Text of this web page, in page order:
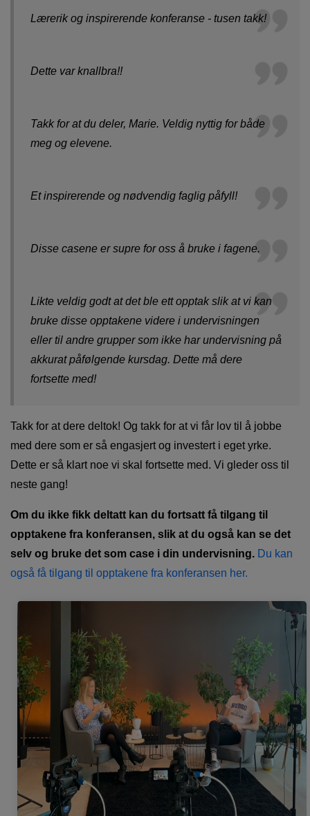
Lærerik og inspirerende konferanse - tusen takk!
Dette var knallbra!!
Takk for at du deler, Marie. Veldig nyttig for både
meg og elevene.
Et inspirerende og nødvendig faglig påfyll!
Disse casene er supre for oss å bruke i fagene.
Likte veldig godt at det ble ett opptak slik at vi kan
bruke disse opptakene videre i undervisningen
eller til andre grupper som ikke har undervisning på
akkurat påfølgende kursdag. Dette må dere
fortsette med!
Takk for at dere deltok! Og takk for at vi får lov til å jobbe
med dere som er så engasjert og investert i eget yrke.
Dette er så klart noe vi skal fortsette med. Vi gleder oss til
neste gang!
Om du ikke fikk deltatt kan du fortsatt få tilgang til
opptakene fra konferansen, slik at du også kan se det
selv og bruke det som case i din undervisning. Du kan
også få tilgang til opptakene fra konferansen her.